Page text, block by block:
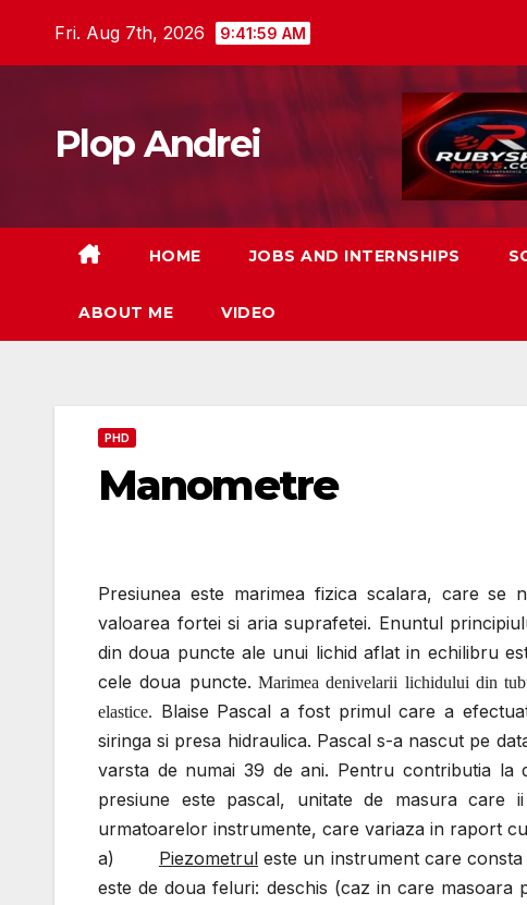
Fri. Aug 7th, 2026 9:42:00 AM
Plop Andrei
HOME JOBS AND INTERNSHIPS
ABOUT ME VIDEO
PHD
Manometre
Presiunea este marimea fizica scalara, care se
valoarea fortei si aria suprafetei. Enuntul
din doua puncte ale unui lichid aflat in echilibru
cele doua puncte. Marimea denivelarii lichidului din
elastice. Blaise Pascal a fost primul care a
siringa si presa hidraulica. Pascal s-a nascut pe
varsta de numai 39 de ani. Pentru contributia la
presiune este pascal, unitate de masura care
urmatoarelor instrumente, care variaza in raport
a)
Piezometruleste un instrument care
este de doua feluri: deschis (caz in care